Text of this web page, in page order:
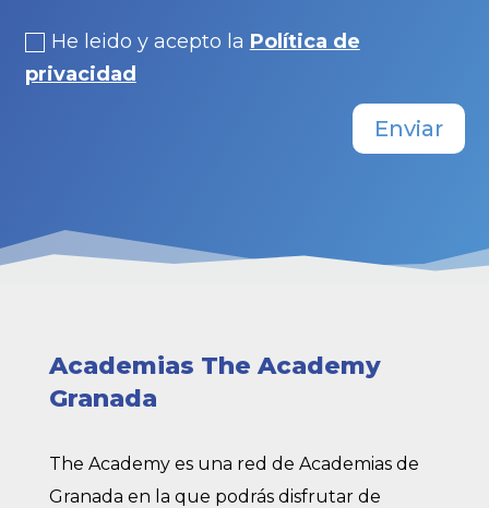
He leido y acepto la Política de
privacidad
Enviar
Academias The Academy
Granada
The Academy es una red de Academias de
Granada en la que podrás disfrutar de